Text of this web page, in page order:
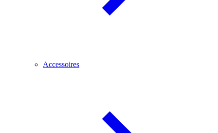
Accessoires